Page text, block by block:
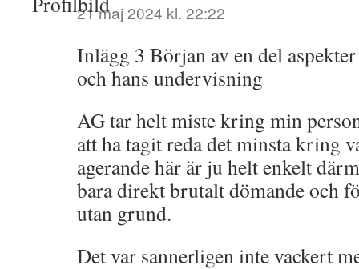
21 maj 2024 kl. 22:22
Inlägg 3 Början av en del
och hans undervisning
AG tar helt miste kring min
att ha tagit reda det minsta kring
agerande här är ju helt enkelt
bara direkt brutalt dömande och
utan grund.
Det var sannerligen inte vackert